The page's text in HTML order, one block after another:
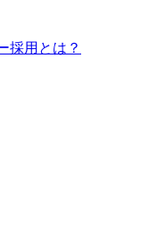
採用とは？